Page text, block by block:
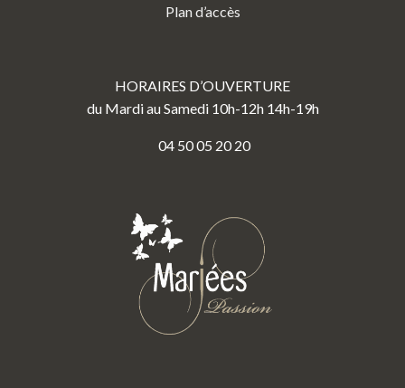
Plan d’accès
HORAIRES D’OUVERTURE
du Mardi au Samedi 10h-12h 14h-19h
04 50 05 20 20